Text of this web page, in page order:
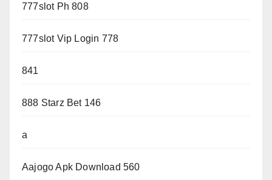
777slot Ph 808
777slot Vip Login 778
841
888 Starz Bet 146
a
Aajogo Apk Download 560